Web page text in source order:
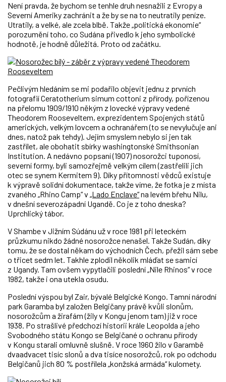
Není pravda, že bychom se tenhle druh nesnažili z Evropy a
Severní Ameriky zachránit a že by se na to neutratily peníze.
Utratily, a velké, ale zcela blbě. Takže „politická ekonomie“
porozumění toho, co Sudána přivedlo k jeho symbolické
hodnotě, je hodně důležitá. Proto od začátku.
Pečlivým hledáním se mi podařilo objevit jednu z prvních
fotografií Ceratotherium simum cottoni z přírody, pořízenou
na přelomu 1909/1910 někým z lovecké výpravy vedené
Theodorem Rooseveltem, exprezidentem Spojených států
amerických, velkým lovcem a ochranářem (to se nevylučuje ani
dnes, natož pak tehdy). Jejím smyslem nebylo si jen tak
zastřílet, ale obohatit sbírky washingtonské Smithsonian
Institution. A nedávno popsaní (1907) nosorožci tuponosí,
severní formy, byli samozřejmě velkým cílem (zastřelili jich
otec se synem Kermitem 9). Díky přítomnosti vědců existuje
k výpravě solidní dokumentace, takže víme, že fotka je z místa
zvaného „Rhino Camp“ v „Lado Enclave“na levém břehu Nilu,
v dnešní severozápadní Ugandě. Co je z toho dneska?
Uprchlický tábor.
V Shambe v Jižním Súdánu už v roce 1981 při leteckém
průzkumu nikdo žádné nosorožce nenašel. Takže Sudán, díky
tomu, že se dostal někam do východních Čech, přežil sám sebe
o třicet sedm let. Takhle zplodil několik mláďat se samicí
z Ugandy. Tam ovšem vypytlačili poslední „Nile Rhinos“ v roce
1982, takže i ona utekla osudu.
Poslední výspou byl Zair, bývalé Belgické Kongo. Tamní národní
park Garamba byl založen Belgičany právě kvůli slonům,
nosorožcům a žirafám (žily v Kongu jenom tam) již v roce
1938. Po strašlivé předchozí historii krále Leopolda a jeho
Svobodného státu Kongo se Belgičané o ochranu přírody
v Kongu starali omluvně slušně. V roce 1960 žilo v Garambě
dvaadvacet tisíc slonů a dva tisíce nosorožců, rok po odchodu
Belgičanů jich 80 % postřílela „konžská armáda“ kulomety.